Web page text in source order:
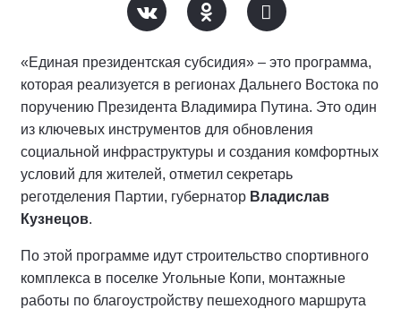
«Единая президентская субсидия» – это программа,
которая реализуется в регионах Дальнего Востока по
поручению Президента Владимира Путина. Это один
из ключевых инструментов для обновления
социальной инфраструктуры и создания комфортных
условий для жителей, отметил секретарь
реготделения Партии, губернатор Владислав
Кузнецов.
По этой программе идут строительство спортивного
комплекса в поселке Угольные Копи, монтажные
работы по благоустройству пешеходного маршрута